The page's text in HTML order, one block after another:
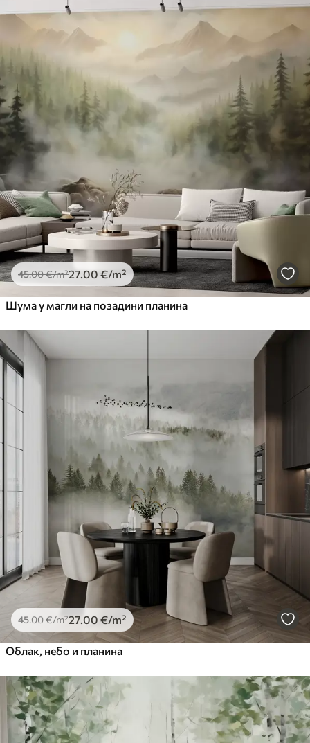
45.00€/m²27.00 €/m²
Шума у магли на позадини планина
45.00€/m²27 .00 €/m²
Облак, небо и планина